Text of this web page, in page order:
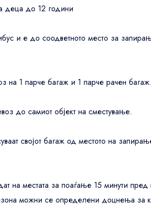
деца до 12 години
и е до соодветното место за
на 1 парче багаж и 1 парче рачен багаж.
до самиот објект на сместување.
својот багаж од местото на
на местата за поаѓање 15 минути
можни се определени доцнења за